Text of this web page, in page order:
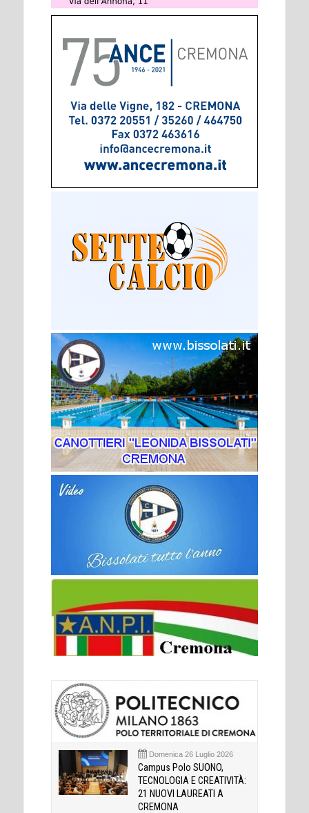
Domenica 26 Luglio 2026
Campus Polo SUONO,
TECNOLOGIA E CREATIVITÀ:
21 NUOVI LAUREATI A
CREMONA